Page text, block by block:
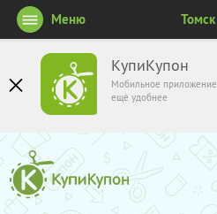
КупиКупон
Мобильное приложение
ещё удобнее
Меню Томск